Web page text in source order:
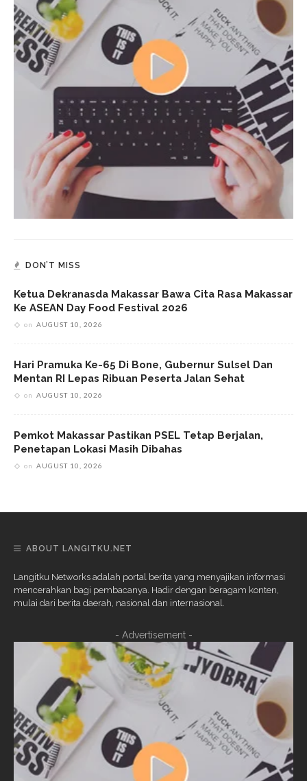
DON’T MISS
Ketua Dekranasda Makassar Bawa Cita Rasa Makassar
Ke ASEAN Day Food Festival 2026
on AUGUST 10, 2026
Hari Pramuka Ke-65 Di Bone, Gubernur Sulsel Dan
Mentan RI Lepas Ribuan Peserta Jalan Sehat
on AUGUST 10, 2026
Pemkot Makassar Pastikan PSEL Tetap Berjalan,
Penetapan Lokasi Masih Dibahas
on AUGUST 10, 2026
ABOUT LANGITKU.NET
Langitku Networks adalah portal berita yang menyajikan informasi
mencerahkan bagi pembacanya. Hadir dengan beragam konten,
mulai dari berita daerah, nasional dan internasional.
- Advertisement -